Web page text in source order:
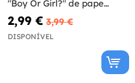
"Boy Or Girl?" de pape
(33x33 cm) - Gender Reveal
Party
2,99 € 3,99 €
DISPONÍVEL